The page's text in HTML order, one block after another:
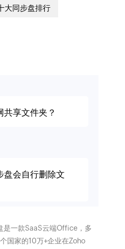
大同步盘排行
共享文件夹？
盘会自行删除文
是一款SaaS云端Office，多
国家的10万+企业在Zoho